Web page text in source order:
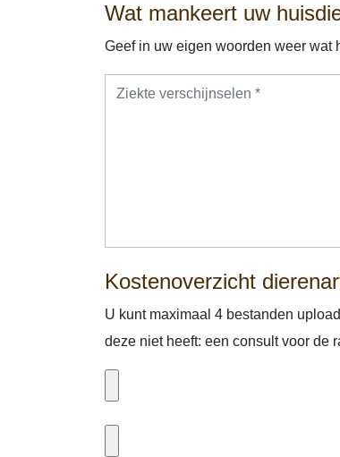
Wat mankeert uw
Geef in uw eigen woorden weer wat
Kostenoverzicht
U kunt maximaal 4 bestanden
deze niet heeft: een consult voor de